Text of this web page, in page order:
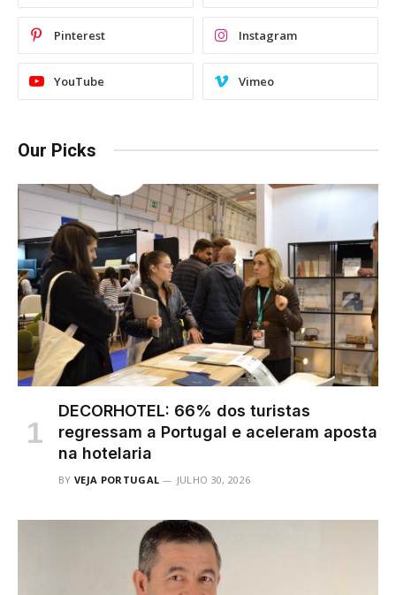
Pinterest Instagram
YouTube Vimeo
Our Picks
DECORHOTEL: 66% dos turistas
regressam a Portugal e aceleram aposta
na hotelaria
BY VEJA PORTUGAL JULHO 30, 2026